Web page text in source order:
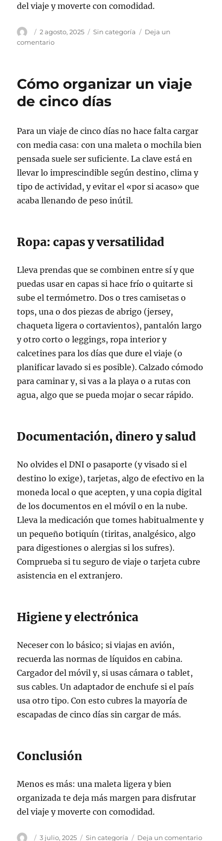
del viaje y moverte con comodidad.
Autor
Publicado
el
2 agosto, 2025 Categorías
Sin categoría
Deja un
comentarioen
la
para
de
cinco
días
Cómo organizar un viaje
de cinco días
Para un viaje de cinco días no hace falta cargar
con media casa: con una maleta o mochila bien
pensada suele ser suficiente. La clave está en
llevar lo imprescindible según destino, clima y
tipo de actividad, y evitar el «por si acaso» que
acaba llenando de peso inútil.
Ropa: capas y versatilidad
Lleva prendas que se combinen entre sí y que
puedas usar en capas si hace frío o quitarte si
sube el termómetro. Dos o tres camisetas o
tops, una o dos piezas de abrigo (jersey,
chaqueta ligera o cortavientos), pantalón largo
y otro corto o leggings, ropa interior y
calcetines para los días que dure el viaje (o
planificar lavado si es posible). Calzado cómodo
para caminar y, si vas a la playa o a rutas con
agua, algo que se pueda mojar o secar rápido.
Documentación, dinero y salud
No olvides el DNI o pasaporte (y visado si el
destino lo exige), tarjetas, algo de efectivo en la
moneda local o que acepten, y una copia digital
de los documentos en el móvil o en la nube.
Lleva la medicación que tomes habitualmente y
un pequeño botiquín (tiritas, analgésico, algo
para digestiones o alergias si los sufres).
Comprueba si tu seguro de viaje o tarjeta cubre
asistencia en el extranjero.
Higiene y electrónica
Neceser con lo básico; si viajas en avión,
recuerda las normas de líquidos en cabina.
Cargador del móvil y, si usas cámara o tablet,
sus cables. Un adaptador de enchufe si el país
usa otro tipo. Con esto cubres la mayoría de
escapadas de cinco días sin cargar de más.
Conclusión
Menos es más: una maleta ligera y bien
organizada te deja más margen para disfrutar
del viaje y moverte con comodidad.
Autor
Publicado
3 julio, 2025 Categorías
Sin categoría Deja un comentarioen